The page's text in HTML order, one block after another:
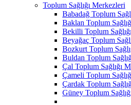
Toplum Sağlığı Merkezleri
Babadağ Toplum
Baklan Toplum
Bekilli Toplum
Beyağaç Toplum
Bozkurt Toplum
Buldan Toplum
Çal Toplum Sağlığı
Çameli Toplum
Çardak Toplum
Güney Toplum